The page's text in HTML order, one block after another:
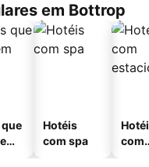
em Bottrop
Hotéis
com spa
com